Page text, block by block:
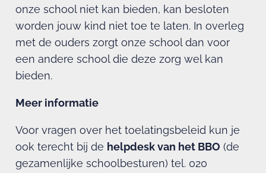
onze school niet kan bieden, kan besloten
worden jouw kind niet toe te laten. In overleg
met de ouders zorgt onze school dan voor
een andere school die deze zorg wel kan
bieden.
Meer informatie
Voor vragen over het toelatingsbeleid kun je
ook terecht bij de helpdesk van het BBO (de
gezamenlijke schoolbesturen) tel. 020